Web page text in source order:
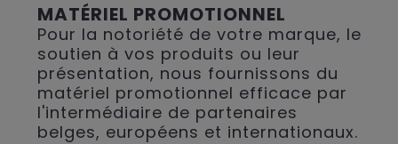
MATÉRIEL PROMOTIONNEL
Pour la notoriété de votre marque, le
soutien à vos produits ou leur
présentation, nous fournissons du
matériel promotionnel efficace par
l'intermédiaire de partenaires
belges, européens et internationaux.